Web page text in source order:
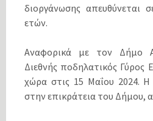
διοργάνωσης
ετών.
Αναφορικά με τον Δήμο
Διεθνής ποδηλατικός Γύρος
χώρα στις 15 Μαΐου 2024. Η
στην επικράτεια του Δήμου,